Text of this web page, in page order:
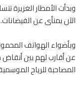
وبدأت الأمطار الغزيرة
الآن بمنأى عن الفيضانات.
وبأضواء الهواتف
عن أقارب لهم بين أنقاض
المصاحبة للرياح